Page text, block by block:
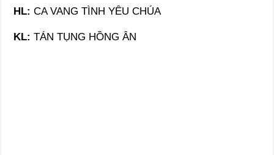
HL:CA VANG TÌNH YÊU CHÚA
KL:TÁN TỤNG HỒNG ÂN